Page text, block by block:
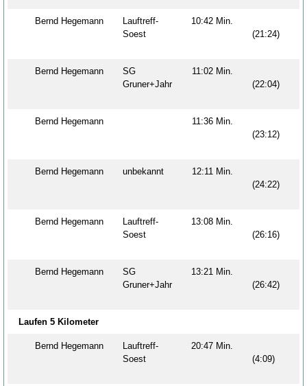
Bernd Hegemann
Lauftreff-
Soest
10:42 Min.
(21:24)
Bernd Hegemann
SG
Gruner+Jahr
11:02 Min.
(22:04)
Bernd Hegemann
11:36 Min.
(23:12)
Bernd Hegemann unbekannt
12:11 Min.
(24:22)
Bernd Hegemann
Lauftreff-
Soest
13:08 Min.
(26:16)
Bernd Hegemann
SG
Gruner+Jahr
13:21 Min.
(26:42)
Laufen 5 Kilometer
Bernd Hegemann
Lauftreff-
Soest
20:47 Min.
(4:09)